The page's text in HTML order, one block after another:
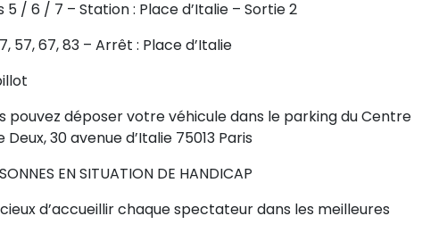
5 / 6 / 7 – Station : Place d’Italie – Sortie 2
57, 67, 83 – Arrêt : Place d’Italie
pouvez déposer votre véhicule dans le parking du Centre
30 avenue d’Italie 75013 Paris
EN SITUATION DE HANDICAP
d’accueillir chaque spectateur dans les meilleures